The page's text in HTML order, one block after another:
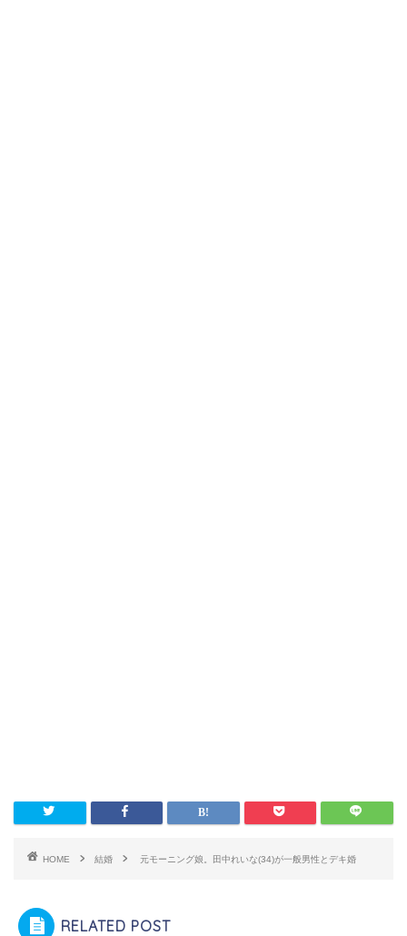
HOME 結婚 元モーニング娘。田中れいな(34)が一般男性とデキ婚
RELATED POST